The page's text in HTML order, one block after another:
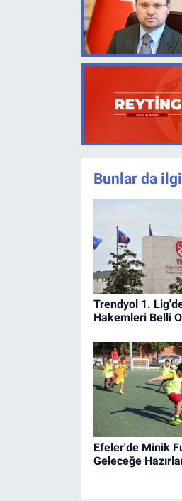
Bunlar da
Trendyol 1.
Hakemleri Belli
Efeler'de Minik
Geleceğe